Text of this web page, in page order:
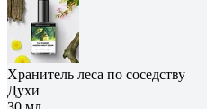
Хранитель леса по соседству
Духи